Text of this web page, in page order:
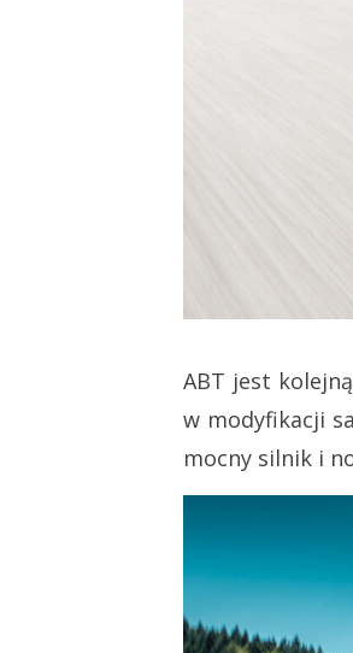
ABT jest
w modyfikacji
mocny silnik i